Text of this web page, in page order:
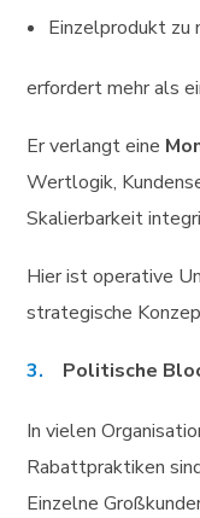
Einzelprodukt zu
erfordert mehr als
Er verlangt eine
Wertlogik,
Skalierbarkeit
Hier ist operative
strategische
Politische
In vielen
Rabattpraktiken
Einzelne